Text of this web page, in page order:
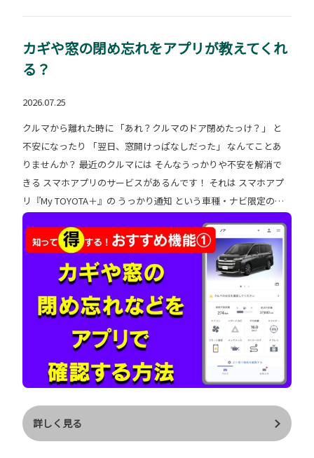
＊・＊・＊・＊・＊・＊・＊ 千葉トヨペット茂原店では 他にも
便利な機能やサービスを ご紹介しております。 ぜひご覧くださ
い😊♪ ↓ ↓ ↓ ↓ 《店舗ホームページ》 千葉トヨ
ペット 茂原店 《 カスタマイズシリーズ 》 《 おすすめ機
カギや窓の閉め忘れをアプリが教えてくれ
る？
2026.07.25
クルマから離れた時に 「あれ？クルマのドア閉めたっけ？」 と
不安になったり 「翌日、窓開けっぱなしだった」 なんてことあ
りませんか？ 最近のクルマには そんなうっかりや不安を解消で
きる スマホアプリのサービスがあるんです！ それは スマホアプ
リ『My TOYOTA＋』の うっかり通知 という車種・ナビ限定のサ
ービスです。 ※新車ご購入時にT-connectのお申込みをしていた
だき スマホアプリをダウンロードするとご利用いただけます。
車種やナビによってご利用いただけない場合もございます。 詳し
くはコチラ ▼ うっかり通知とは ▼ エンジン停止時にドアロック
や窓の閉め忘れ、 ハザードランプの消し忘れなどがあった際に
スマホアプリやあらかじめ登録されている サポートアドレスへお
知らせするサービスです。 このような通知が届きます ↓
心ですよね♡ スマホアプリ「My TOYOTA+」を開くと このように
クルマの状態を 確認することもできるんです。 ↓ ↓
い ご紹介いたします♪ ＊・＊・＊・＊・＊・＊・＊ うっかり通
知の設定方法 ① My TOYOTA＋アプリを起動し 右上のマークをタ
詳しく見る